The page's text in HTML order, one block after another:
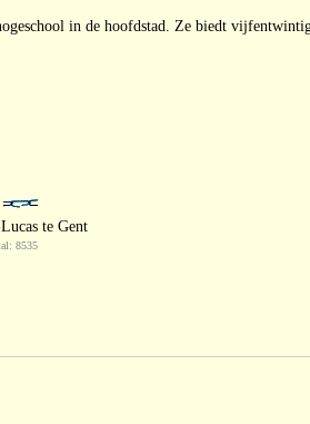
in de hoofdstad. Ze biedt
te Gent
8535